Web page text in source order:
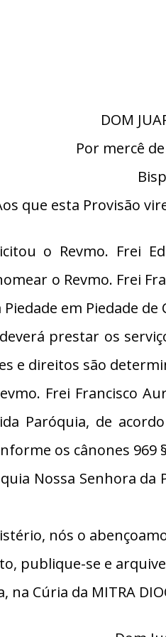
DOM
Por mercê
que esta Provisão
o Revmo. Frei
o Revmo. Frei
em Piedade de
prestar os
e direitos são
Frei Francisco
Paróquia, de
os cânones 969
Nossa Senhora
nós o
publique-se e
na Cúria da MITRA